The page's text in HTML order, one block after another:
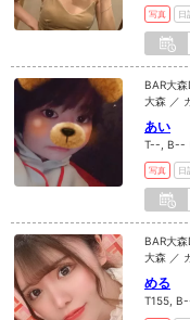
写真 日
BAR大
大森 ／
あい
T--, B--
写真 日
BAR大
大森 ／
める
T155,